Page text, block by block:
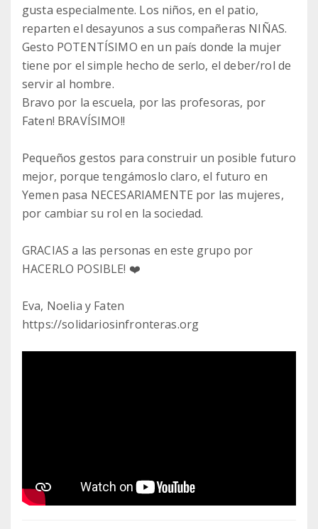
gusta especialmente. Los niños, en el patio,
reparten el desayunos a sus compañeras NIÑAS.
Gesto POTENTÍSIMO en un país donde la mujer
tiene por el simple hecho de serlo, el deber/rol de
servir al hombre.
Bravo por la escuela, por las profesoras, por
Faten! BRAVÍSIMO!!
Pequeños gestos para construir un posible futuro
mejor, porque tengámoslo claro, el futuro en
Yemen pasa NECESARIAMENTE por las mujeres,
por cambiar su rol en la sociedad.
GRACIAS a las personas en este grupo por
HACERLO POSIBLE! ❤️
Eva, Noelia y Faten
https://solidariosinfronteras.org